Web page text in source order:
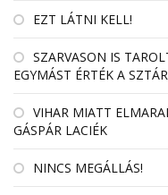
EZT LÁTNI KELL!
SZARVASON IS
EGYMÁST ÉRTÉK A
VIHAR MIATT
GÁSPÁR LACIÉK
NINCS MEGÁLLÁS!